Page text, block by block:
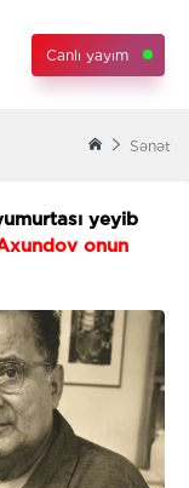
Canlı yayım
Sənət
yeyib
onun